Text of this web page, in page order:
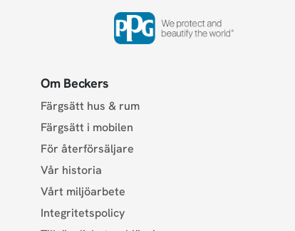
Om Beckers
Färgsätt hus & rum
Färgsätt i mobilen
För återförsäljare
Vår historia
Vårt miljöarbete
Integritetspolicy